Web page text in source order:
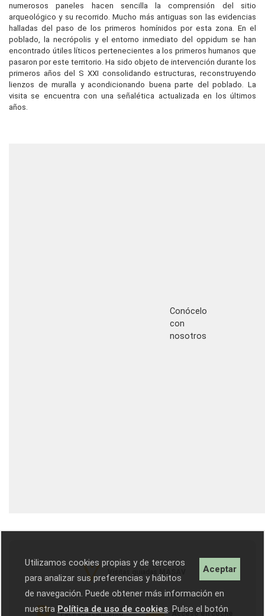
numerosos paneles hacen sencilla la comprensión del sitio
arqueológico y su recorrido. Mucho más antiguas son las evidencias
halladas del paso de los primeros homínidos por esta zona. En el
poblado, la necrópolis y el entorno inmediato del oppidum se han
encontrado útiles líticos pertenecientes a los primeros humanos que
pasaron por este territorio. Ha sido objeto de intervención durante los
primeros años del S XXI consolidando estructuras, reconstruyendo
lienzos de muralla y acondicionando buena parte del poblado. La
visita se encuentra con una señalética actualizada en los últimos
años.
Conócelo
con
nosotros
Fácil aparcamiento Acceso en coche
Aceptar
Utilizamos cookies propias y de terceros
para analizar sus preferencias y hábitos
de navegación. Puede obtener más información en
nuestra Política de uso de cookies. Pulse el botón